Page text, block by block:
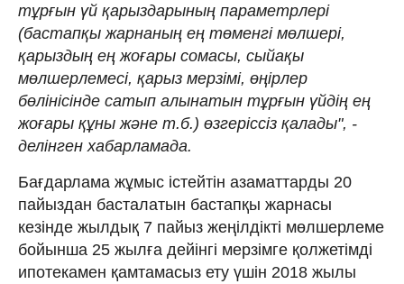
тұрғын үй қарыздарының параметрлері
(бастапқы жарнаның ең төменгі мөлшері,
қарыздың ең жоғары сомасы, сыйақы
мөлшерлемесі, қарыз мерзімі, өңірлер
бөлінісінде сатып алынатын тұрғын үйдің ең
жоғары құны және т.б.) өзгеріссіз қалады", -
делінген хабарламада.
Бағдарлама жұмыс істейтін азаматтарды 20
пайыздан басталатын бастапқы жарнасы
кезінде жылдық 7 пайыз жеңілдікті мөлшерлеме
бойынша 25 жылға дейінгі мерзімге қолжетімді
ипотекамен қамтамасыз ету үшін 2018 жылы